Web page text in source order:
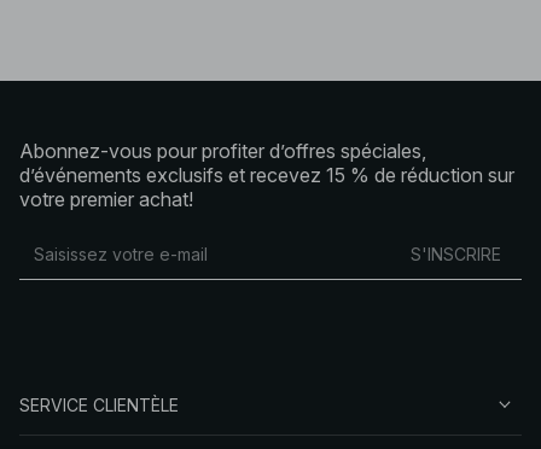
Abonnez-vous pour profiter d’offres spéciales,
d’événements exclusifs et recevez 15 % de réduction sur
votre premier achat!
S'INSCRIRE
SERVICE CLIENTÈLE